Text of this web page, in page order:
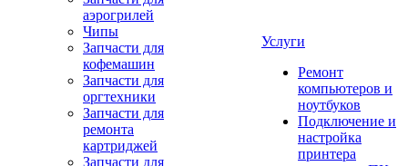
аэрогрилей
Чипы
Запчасти для
кофемашин
Запчасти для
оргтехники
Запчасти для
ремонта
картриджей
Запчасти для
Услуги
Ремонт
компьютеров и
ноутбуков
Подключение и
настройка
принтера